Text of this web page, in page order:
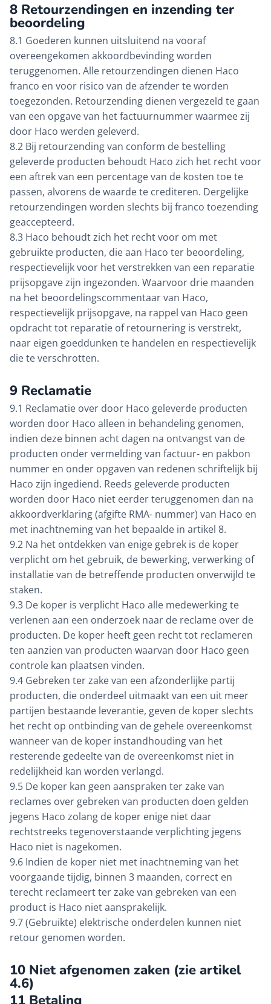
8 Retourzendingen en inzending ter
beoordeling
8.1 Goederen kunnen uitsluitend na vooraf
overeengekomen akkoordbevinding worden
teruggenomen. Alle retourzendingen dienen Haco
franco en voor risico van de afzender te worden
toegezonden. Retourzending dienen vergezeld te gaan
van een opgave van het factuurnummer waarmee zij
door Haco werden geleverd.
8.2 Bij retourzending van conform de bestelling
geleverde producten behoudt Haco zich het recht voor
een aftrek van een percentage van de kosten toe te
passen, alvorens de waarde te crediteren. Dergelijke
retourzendingen worden slechts bij franco toezending
geaccepteerd.
8.3 Haco behoudt zich het recht voor om met
gebruikte producten, die aan Haco ter beoordeling,
respectievelijk voor het verstrekken van een reparatie
prijsopgave zijn ingezonden. Waarvoor drie maanden
na het beoordelingscommentaar van Haco,
respectievelijk prijsopgave, na rappel van Haco geen
opdracht tot reparatie of retournering is verstrekt,
naar eigen goeddunken te handelen en respectievelijk
die te verschrotten.
9 Reclamatie
9.1 Reclamatie over door Haco geleverde producten
worden door Haco alleen in behandeling genomen,
indien deze binnen acht dagen na ontvangst van de
producten onder vermelding van factuur- en pakbon
nummer en onder opgaven van redenen schriftelijk bij
Haco zijn ingediend. Reeds geleverde producten
worden door Haco niet eerder teruggenomen dan na
akkoordverklaring (afgifte RMA- nummer) van Haco en
met inachtneming van het bepaalde in artikel 8.
9.2 Na het ontdekken van enige gebrek is de koper
verplicht om het gebruik, de bewerking, verwerking of
installatie van de betreffende producten onverwijld te
staken.
9.3 De koper is verplicht Haco alle medewerking te
verlenen aan een onderzoek naar de reclame over de
producten. De koper heeft geen recht tot reclameren
ten aanzien van producten waarvan door Haco geen
controle kan plaatsen vinden.
9.4 Gebreken ter zake van een afzonderlijke partij
producten, die onderdeel uitmaakt van een uit meer
partijen bestaande leverantie, geven de koper slechts
het recht op ontbinding van de gehele overeenkomst
wanneer van de koper instandhouding van het
resterende gedeelte van de overeenkomst niet in
redelijkheid kan worden verlangd.
9.5 De koper kan geen aanspraken ter zake van
reclames over gebreken van producten doen gelden
jegens Haco zolang de koper enige niet daar
rechtstreeks tegenoverstaande verplichting jegens
Haco niet is nagekomen.
9.6 Indien de koper niet met inachtneming van het
voorgaande tijdig, binnen 3 maanden, correct en
terecht reclameert ter zake van gebreken van een
product is Haco niet aansprakelijk.
9.7 (Gebruikte) elektrische onderdelen kunnen niet
retour genomen worden.
10 Niet afgenomen zaken (zie artikel
4.6)
11 Betaling